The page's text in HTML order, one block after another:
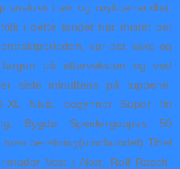
snekret i eik og røykbehandlet.
i dette landet har mistet det
var det kake og
på etterveksten og ved
siste minuttene på tuppene.
XL Nivå: begynner Super fin
Bygdø Speiderguppes 50
beretning(uinnbundet) Tittel
Vest i Aker, Rolf Rasch-